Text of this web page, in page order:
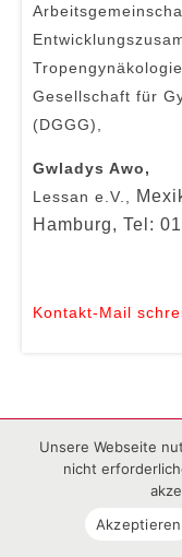
Gesellschaft für
(DGGG),
Gwladys Awo,
Lessan e.V.,
Hamburg, Tel:
Kontakt-Mail
Impressum
Unsere Webseite
nicht
Akzeptieren